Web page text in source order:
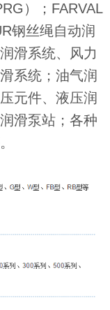
）；FARVAL
钢丝绳自动润
滑系统、风力
系统；油气润
元件、液压润
滑泵站；各种